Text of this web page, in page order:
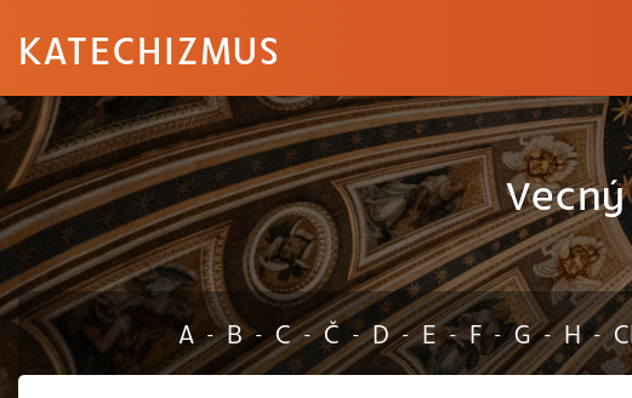
KATECHIZMUS
A - B - C - Č - D - E - F - G - H -